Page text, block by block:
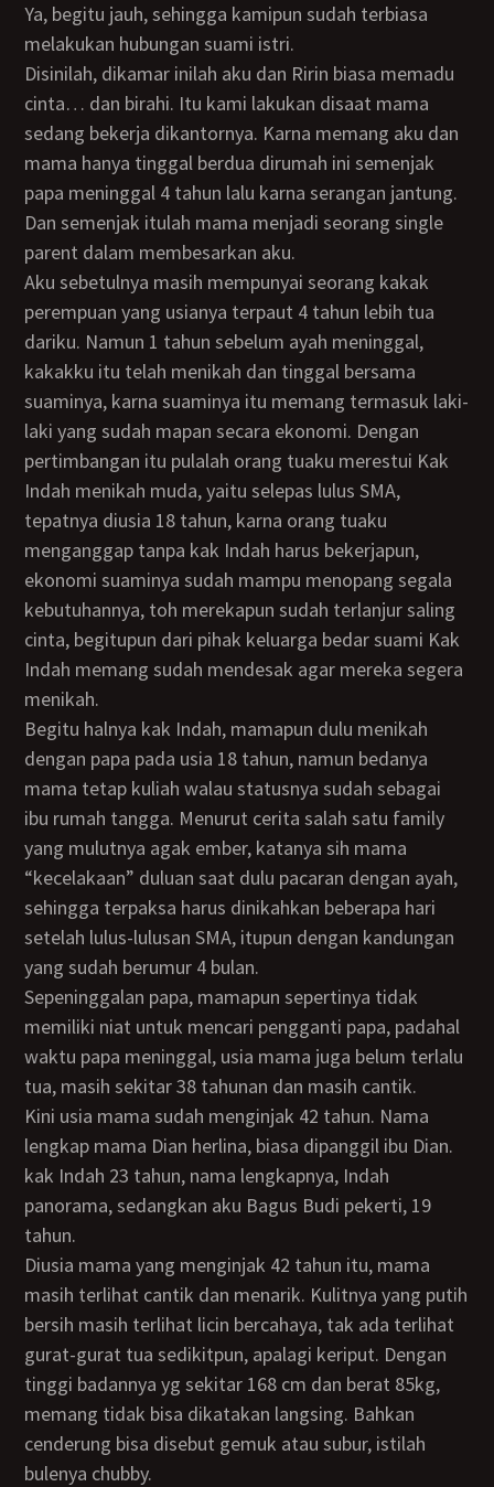
Ya, begitu jauh, sehingga kamipun sudah terbiasa
melakukan hubungan suami istri.
Disinilah, dikamar inilah aku dan Ririn biasa memadu
cinta… dan birahi. Itu kami lakukan disaat mama
sedang bekerja dikantornya. Karna memang aku dan
mama hanya tinggal berdua dirumah ini semenjak
papa meninggal 4 tahun lalu karna serangan jantung.
Dan semenjak itulah mama menjadi seorang single
parent dalam membesarkan aku.
Aku sebetulnya masih mempunyai seorang kakak
perempuan yang usianya terpaut 4 tahun lebih tua
dariku. Namun 1 tahun sebelum ayah meninggal,
kakakku itu telah menikah dan tinggal bersama
suaminya, karna suaminya itu memang termasuk laki-
laki yang sudah mapan secara ekonomi. Dengan
pertimbangan itu pulalah orang tuaku merestui Kak
Indah menikah muda, yaitu selepas lulus SMA,
tepatnya diusia 18 tahun, karna orang tuaku
menganggap tanpa kak Indah harus bekerjapun,
ekonomi suaminya sudah mampu menopang segala
kebutuhannya, toh merekapun sudah terlanjur saling
cinta, begitupun dari pihak keluarga bedar suami Kak
Indah memang sudah mendesak agar mereka segera
menikah.
Begitu halnya kak Indah, mamapun dulu menikah
dengan papa pada usia 18 tahun, namun bedanya
mama tetap kuliah walau statusnya sudah sebagai
ibu rumah tangga. Menurut cerita salah satu family
yang mulutnya agak ember, katanya sih mama
“kecelakaan” duluan saat dulu pacaran dengan ayah,
sehingga terpaksa harus dinikahkan beberapa hari
setelah lulus-lulusan SMA, itupun dengan kandungan
yang sudah berumur 4 bulan.
Sepeninggalan papa, mamapun sepertinya tidak
memiliki niat untuk mencari pengganti papa, padahal
waktu papa meninggal, usia mama juga belum terlalu
tua, masih sekitar 38 tahunan dan masih cantik.
Kini usia mama sudah menginjak 42 tahun. Nama
lengkap mama Dian herlina, biasa dipanggil ibu Dian.
kak Indah 23 tahun, nama lengkapnya, Indah
panorama, sedangkan aku Bagus Budi pekerti, 19
tahun.
Diusia mama yang menginjak 42 tahun itu, mama
masih terlihat cantik dan menarik. Kulitnya yang putih
bersih masih terlihat licin bercahaya, tak ada terlihat
gurat-gurat tua sedikitpun, apalagi keriput. Dengan
tinggi badannya yg sekitar 168 cm dan berat 85kg,
memang tidak bisa dikatakan langsing. Bahkan
cenderung bisa disebut gemuk atau subur, istilah
bulenya chubby.